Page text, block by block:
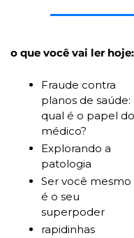
o que você vai ler hoje:
Fraude contra
planos de saúde:
qual é o papel do
médico?
Explorando a
patologia
Ser você mesmo
é o seu
superpoder
rapidinhas